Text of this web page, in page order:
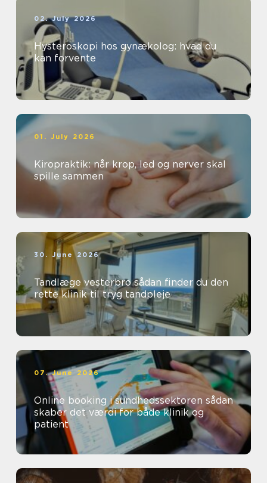
02. July 2026
Hysteroskopi hos gynækolog: hvad du
kan forvente
01. July 2026
Kiropraktik: når krop, led og nerver skal
spille sammen
30. June 2026
Tandlæge vesterbro sådan finder du den
rette klinik til tryg tandpleje
07. June 2026
Online booking i sundhedssektoren sådan
skaber det værdi for både klinik og
patient